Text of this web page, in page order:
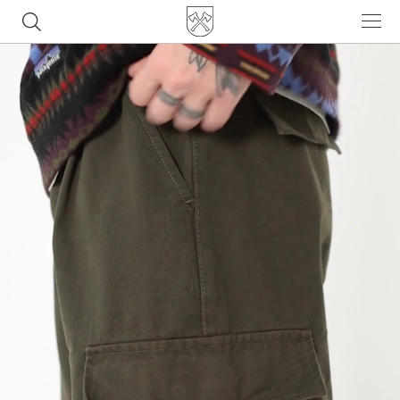
Популярные товары
ботинки
куртка
брюки
рюкзак
джинсы